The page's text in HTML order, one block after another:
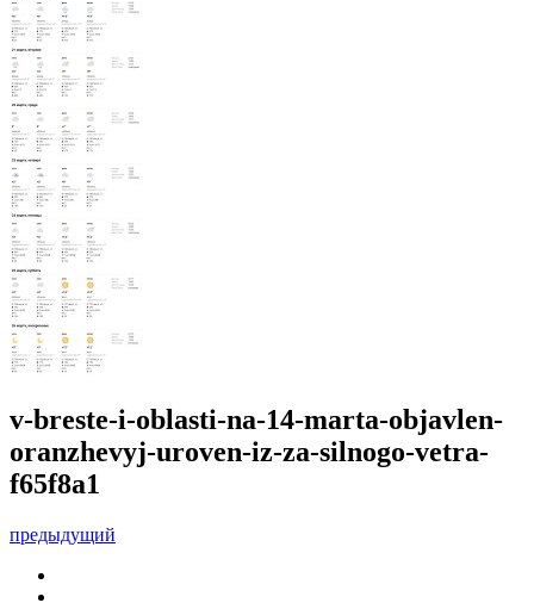
v-breste-i-oblasti-na-14-marta-objavlen-
oranzhevyj-uroven-iz-za-silnogo-vetra-
f65f8a1
предыдущий